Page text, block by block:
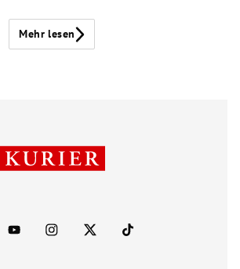
Mehr lesen